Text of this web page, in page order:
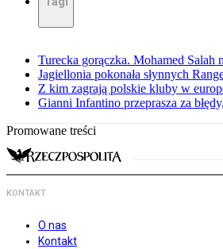
Turecka gorączka. Mohamed Salah
Jagiellonia pokonała słynnych
Z kim zagrają polskie kluby w
Gianni Infantino przeprasza za
Promowane treści
KONTAKT
O nas
Kontakt